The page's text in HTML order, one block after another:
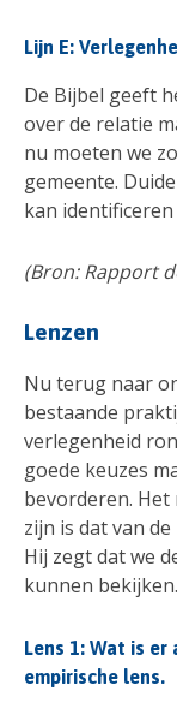
Lijn E:
De Bijbel geeft
over de relatie
nu moeten we
gemeente.
kan
(Bron: Rapport
Lenzen
Nu terug naar
bestaande
verlegenheid
goede keuzes
bevorderen.
zijn is dat van
Hij zegt dat we
kunnen bekijken.
Lens 1: Wat is er
empirische lens.